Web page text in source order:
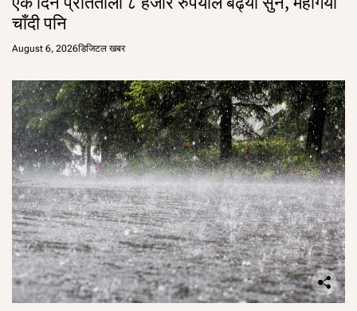
चाँदी पनि
August 6, 2026डिजिटल खबर